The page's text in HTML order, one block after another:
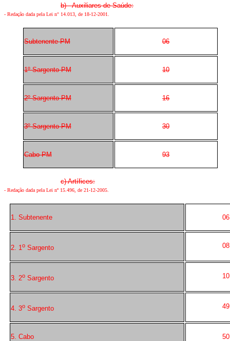
b) Auxiliares de Saúde:
- Redação dada pela Lei n° 14.013, de 18-12-2001.
Subtenente PM 06
1º Sargento PM 10
2º Sargento PM 16
3º Sargento PM 30
Cabo PM 93
c) Artífices:
- Redação dada pela Lei nº 15.496, de 21-12-2005
1. Subtenente 06
2. 1o Sargento 08
3. 2o Sargento 10
4. 3o Sargento 49
5. Cabo 50